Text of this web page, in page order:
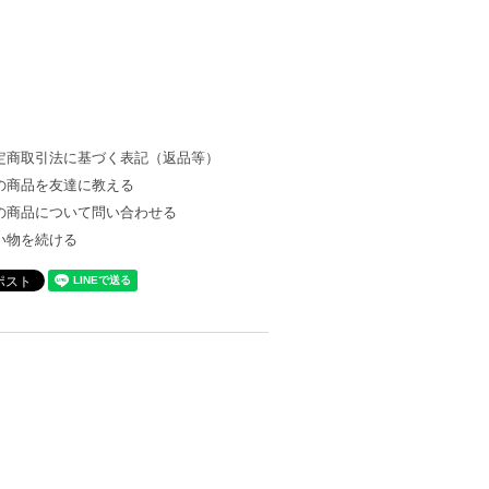
商取引法に基づく表記（返品等）
商品を友達に教える
商品について問い合わせる
物を続ける